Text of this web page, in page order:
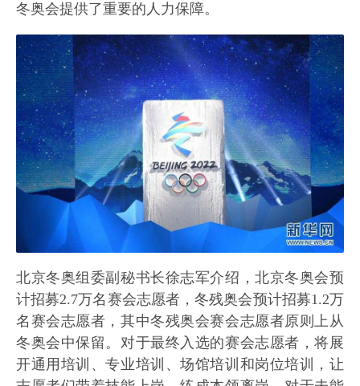
冬奥会提供了重要的人力保障。
北京冬奥组委副秘书长徐志军介绍，北京冬奥会预
计招募2.7万名赛会志愿者，冬残奥会预计招募1.2万
名赛会志愿者，其中冬残奥会赛会志愿者原则上从
冬奥会中保留。对于最终入选的赛会志愿者，将展
开通用培训、专业培训、场馆培训和岗位培训，让